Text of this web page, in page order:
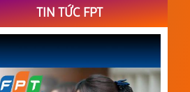
TIN TỨC FPT